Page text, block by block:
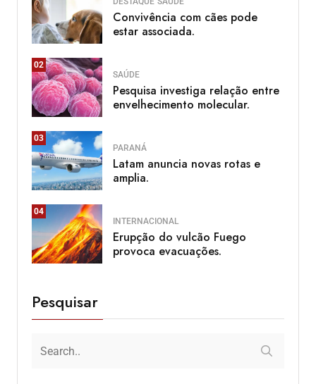
Convivência com cães pode
estar associada.
02
SAÚDE
Pesquisa investiga relação entre
envelhecimento molecular.
03
PARANÁ
Latam anuncia novas rotas e
amplia.
04
INTERNACIONAL
Erupção do vulcão Fuego
provoca evacuações.
Pesquisar